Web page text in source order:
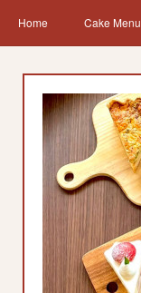
Home Cake Menu